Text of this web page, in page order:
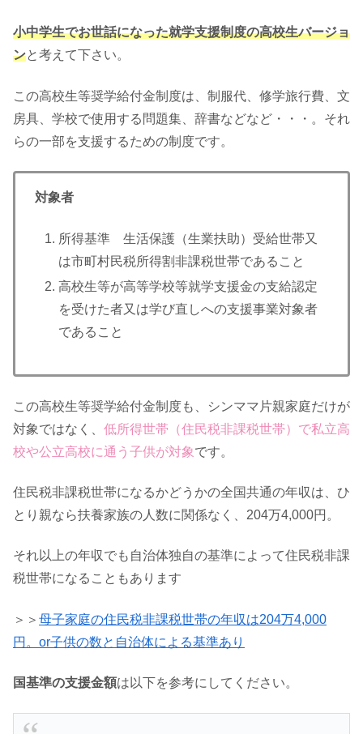
小中学生でお世話になった就学支援制度の高校生バージョ
ンと考えて下さい。
この高校生等奨学給付金制度は、制服代、修学旅行費、文
房具、学校で使用する問題集、辞書などなど・・・。それ
らの一部を支援するための制度です。
対象者
所得基準 生活保護（生業扶助）受給世帯又
は市町村民税所得割非課税世帯であること
高校生等が高等学校等就学支援金の支給認定
を受けた者又は学び直しへの支援事業対象者
であること
この高校生等奨学給付金制度も、シンママ片親家庭だけが
対象ではなく、 低所得世帯（住民税非課税世帯）で私立高
校や公立高校に通う子供が対象です。
住民税非課税世帯になるかどうかの全国共通の年収は、ひ
とり親なら扶養家族の人数に関係なく、204万4,000円。
それ以上の年収でも自治体独自の基準によって住民税非課
税世帯になることもあります
＞＞ 母子家庭の住民税非課税世帯の年収は204万4,000
円。or子供の数と自治体による基準あり
国基準の支援金額は以下を参考にしてください。